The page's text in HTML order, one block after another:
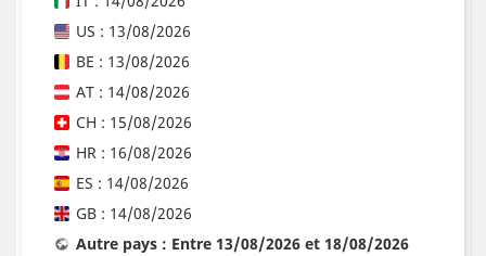
US : 13/08/2026
BE : 13/08/2026
AT : 14/08/2026
CH : 15/08/2026
HR : 16/08/2026
ES : 14/08/2026
GB : 14/08/2026
Autre pays : Entre 13/08/2026 et 18/08/2026